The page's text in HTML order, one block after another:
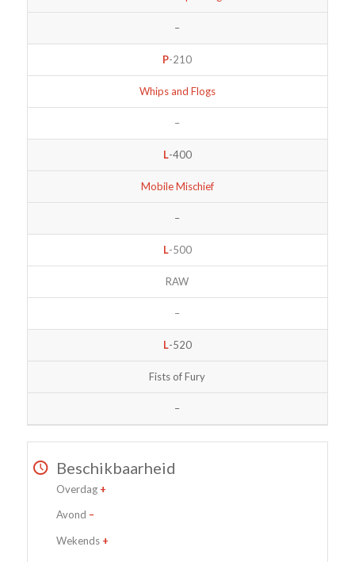
–
P-210
Whips and Flogs
–
L-400
Mobile Mischief
–
L-500
RAW
–
L-520
Fists of Fury
–
Beschikbaarheid
Overdag +
Avond –
Wekends +